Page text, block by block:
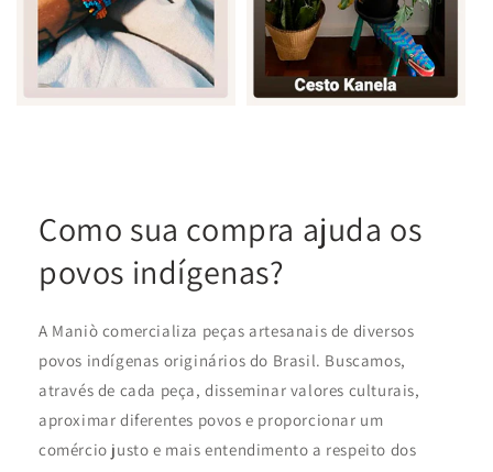
Como sua compra ajuda os
povos indígenas?
A Maniò comercializa peças artesanais de diversos
povos indígenas originários do Brasil. Buscamos,
através de cada peça, disseminar valores culturais,
aproximar diferentes povos e proporcionar um
comércio justo e mais entendimento a respeito dos